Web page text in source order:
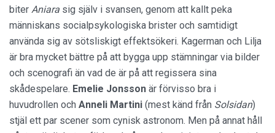
biter Aniara sig själv i svansen, genom att kallt peka
människans socialpsykologiska brister och samtidigt
använda sig av sötsliskigt effektsökeri. Kagerman och Lilja
är bra mycket bättre på att bygga upp stämningar via bilder
och scenografi än vad de är på att regissera sina
skådespelare. Emelie Jonsson är förvisso bra i
huvudrollen och Anneli Martini (mest känd från Solsidan)
stjäl ett par scener som cynisk astronom. Men på annat håll